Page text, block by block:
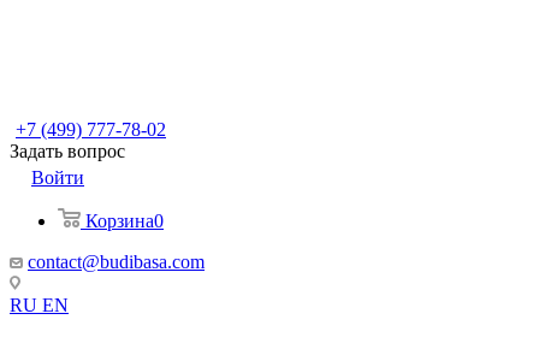
+7 (499) 777-78-02
Задать вопрос
Войти
Корзина0
contact@budibasa.com
RU EN